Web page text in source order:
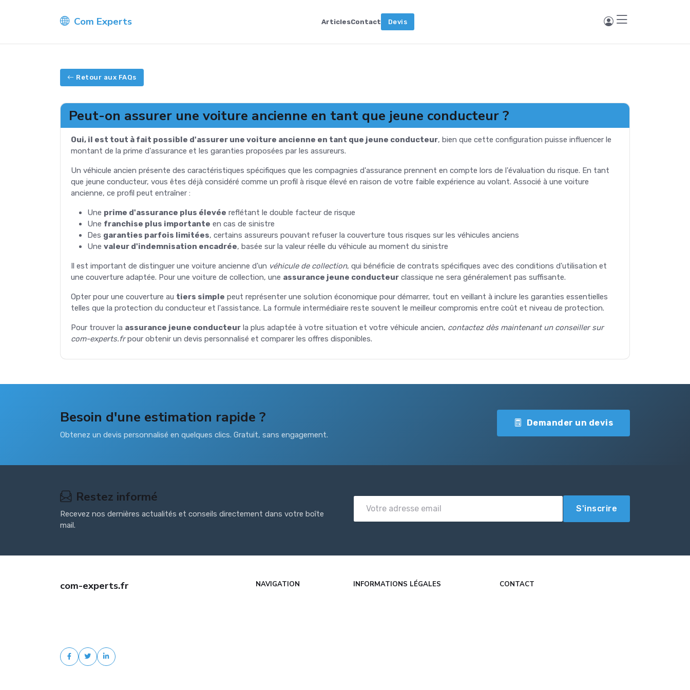
Com Experts ArticlesContact Devis
Retour aux FAQs
Peut-on assurer une voiture ancienne en tant que jeune conducteur ?
Oui, il est tout à fait possible d'assurer une voiture ancienne en tant que jeune conducteur, bien que cette configuration puisse influencer le
montant de la prime d'assurance et les garanties proposées par les assureurs.
Un véhicule ancien présente des caractéristiques spécifiques que les compagnies d'assurance prennent en compte lors de l'évaluation du risque. En tant
que jeune conducteur, vous êtes déjà considéré comme un profil à risque élevé en raison de votre faible expérience au volant. Associé à une voiture
ancienne, ce profil peut entraîner :
Une prime d'assurance plus élevée reflétant le double facteur de risque
Une franchise plus importante en cas de sinistre
Des garanties parfois limitées, certains assureurs pouvant refuser la couverture tous risques sur les véhicules anciens
Une valeur d'indemnisation encadrée, basée sur la valeur réelle du véhicule au moment du sinistre
Il est important de distinguer une voiture ancienne d'un véhicule de collection, qui bénéficie de contrats spécifiques avec des conditions d'utilisation et
une couverture adaptée. Pour une voiture de collection, une assurance jeune conducteur classique ne sera généralement pas suffisante.
Opter pour une couverture au tiers simple peut représenter une solution économique pour démarrer, tout en veillant à inclure les garanties essentielles
telles que la protection du conducteur et l'assistance. La formule intermédiaire reste souvent le meilleur compromis entre coût et niveau de protection.
Pour trouver la assurance jeune conducteur la plus adaptée à votre situation et votre véhicule ancien, contactez dès maintenant un conseiller sur
com-experts.frpour obtenir un devis personnalisé et comparer les offres disponibles.
Besoin d'une estimation rapide ?
Obtenez un devis personnalisé en quelques clics. Gratuit, sans engagement.
Demander un devis
Restez informé
Recevez nos dernières actualités et conseils directement dans votre boîte
mail.
S'inscrire
com-experts.fr NAVIGATION INFORMATIONS LÉGALES CONTACT